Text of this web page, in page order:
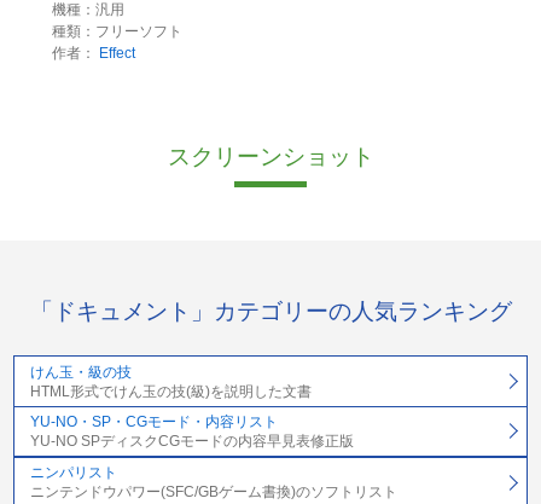
機種：汎用
種類：フリーソフト
作者：
Effect
スクリーンショット
「ドキュメント」カテゴリーの人気ランキング
けん玉・級の技
HTML形式でけん玉の技(級)を説明した文書
YU-NO・SP・CGモード・内容リスト
YU-NO SPディスクCGモードの内容早見表修正版
ニンパリスト
ニンテンドウパワー(SFC/GBゲーム書換)のソフトリスト